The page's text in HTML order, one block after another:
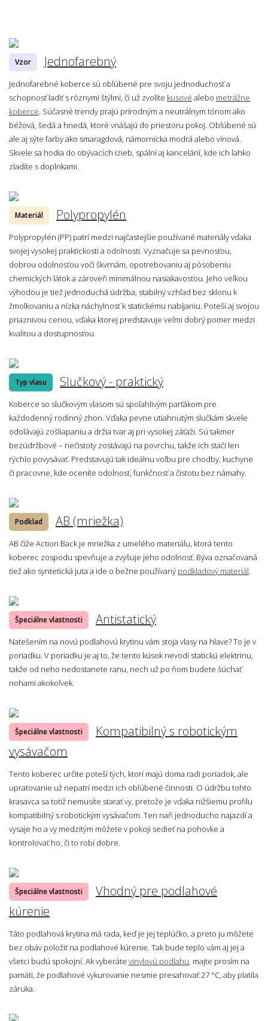
Vzor Jednofarebný
Jednofarebné koberce sú obľúbené pre svoju jednoduchosť a
schopnosť ladiť s rôznymi štýlmi, či už zvolíte kusové alebo metrážne
koberce . Súčasné trendy prajú prírodným a neutrálnym tónom ako
béžová, šedá a hnedá, ktoré vnášajú do priestoru pokoj. Obľúbené sú
ale aj sýte farby ako smaragdová, námornícka modrá alebo vínová.
Skvele sa hodia do obývacích izieb, spální aj kancelárií, kde ich ľahko
zladíte s doplnkami.
Materiál Polypropylén
Polypropylén (PP) patrí medzi najčastejšie používané materiály vďaka
svojej vysokej praktickosti a odolnosti. Vyznačuje sa pevnosťou,
dobrou odolnosťou voči škvrnám, opotrebovaniu aj pôsobeniu
chemických látok a zároveň minimálnou nasiakavosťou. Jeho veľkou
výhodou je tiež jednoduchá údržba, stabilný vzhľad bez sklonu k
žmolkovaniu a nízka náchylnosť k statickému nabíjaniu. Poteší aj svojou
priaznivou cenou, vďaka ktorej predstavuje veľmi dobrý pomer medzi
kvalitou a dostupnosťou.
Typ vlasu Slučkový - praktický
Koberce so slučkovým vlasom sú spoľahlivým parťákom pre
každodenný rodinný zhon. Vďaka pevne utiahnutým slučkám skvele
odolávajú zošliapaniu a držia tvar aj pri vysokej záťaži. Sú takmer
bezúdržbové – nečistoty zostávajú na povrchu, takže ich stačí len
rýchlo povysávať. Predstavujú tak ideálnu voľbu pre chodby, kuchyne
či pracovne, kde oceníte odolnosť, funkčnosť a čistotu bez námahy.
Podklad AB (mriežka)
AB čiže Action Back je mriežka z umelého materiálu, ktorá tento
koberec zospodu spevňuje a zvyšuje jeho odolnosť. Býva označovaná
tiež ako syntetická juta a ide o bežne používaný podkladový materiál
Špeciálne vlastnosti Antistatický
Natešením na novú podlahovú krytinu vám stoja vlasy na hlave? To je v
poriadku. V poriadku je aj to, že tento kúsok nevodí statickú elektrinu,
takže od neho nedostanete ranu, nech už po ňom budete šúchať
nohami akokoľvek.
Špeciálne vlastnosti
Kompatibilný s robotickým
vysávačom
Tento koberec určite poteší tých, ktorí majú doma radi poriadok, ale
upratovanie už nepatrí medzi ich obľúbené činnosti. O údržbu tohto
krasavca sa totiž nemusíte starať vy, pretože je vďaka nižšiemu profilu
kompatibilný s robotickým vysávačom. Ten naň jednoducho najazdí a
vysaje ho a vy medzitým môžete v pokoji sedieť na pohovke a
kontrolovať ho, či to robí dobre.
Špeciálne vlastnosti
Vhodný pre podlahové
kúrenie
Táto podlahová krytina má rada, keď je jej teplúčko, a preto ju môžete
bez obáv položiť na podlahové kúrenie. Tak bude teplo vám aj jej a
všetci budú spokojní. Ak vyberáte vinylovú podlahu , majte prosím na
pamäti, že podlahové vykurovanie nesmie presahovať 27 °C, aby platila
záruka.